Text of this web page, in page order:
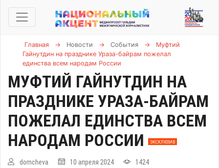
Главная → Новости → События →
Муфтий
Гайнутдин на празднике Ураза-байрам пожелал
единства всем народам России
МУФТИЙ ГАЙНУТДИН НА
ПРАЗДНИКЕ УРАЗА-БАЙРАМ
ПОЖЕЛАЛ ЕДИНСТВА ВСЕМ
НАРОДАМ РОССИИ
ЭКСКЛЮЗИВ
domcheva 10 апреля 2024
1424